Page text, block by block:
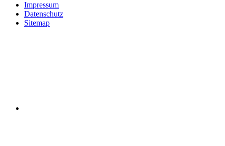
Impressum
Datenschutz
Sitemap